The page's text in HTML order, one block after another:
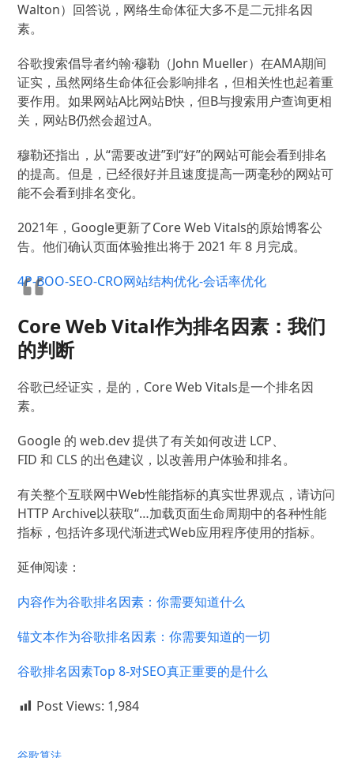
Walton）回答说，网络生命体征大多不是二元排名因
素。
谷歌搜索倡导者约翰·穆勒（John Mueller）在AMA期间
证实，虽然网络生命体征会影响排名，但相关性也起着重
要作用。如果网站A比网站B快，但B与搜索用户查询更相
关，网站B仍然会超过A。
穆勒还指出，从“需要改进”到“好”的网站可能会看到排名
的提高。但是，已经很好并且速度提高一两毫秒的网站可
能不会看到排名变化。
2021年，Google更新了Core Web Vitals的原始博客公
告。他们确认页面体验推出将于 2021 年 8 月完成。
4P-BOO-SEO-CRO网站结构优化-会话率优化
Core Web Vital作为排名因素：我们
的判断
谷歌已经证实，是的，Core Web Vitals是一个排名因
素。
Google 的 web.dev 提供了有关如何改进 LCP、
FID 和 CLS 的出色建议，以改善用户体验和排名。
有关整个互联网中Web性能指标的真实世界观点，请访问
HTTP Archive以获取“…加载页面生命周期中的各种性能
指标，包括许多现代渐进式Web应用程序使用的指标。
延伸阅读：
内容作为谷歌排名因素：你需要知道什么
锚文本作为谷歌排名因素：你需要知道的一切
谷歌排名因素Top 8-对SEO真正重要的是什么
Post Views: 1,984